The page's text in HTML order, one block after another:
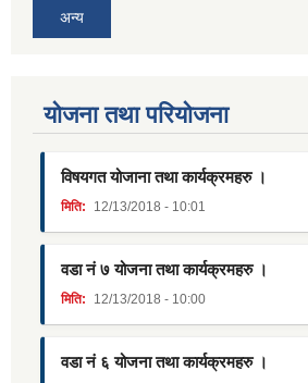
अन्य
याेजना तथा परियाेजना
विषयगत योजाना तथा कार्यक्रमहरु ।
मिति: 12/13/2018 - 10:01
वडा नं ७ योजना तथा कार्यक्रमहरु ।
मिति: 12/13/2018 - 10:00
वडा नं ६ योजना तथा कार्यक्रमहरु ।